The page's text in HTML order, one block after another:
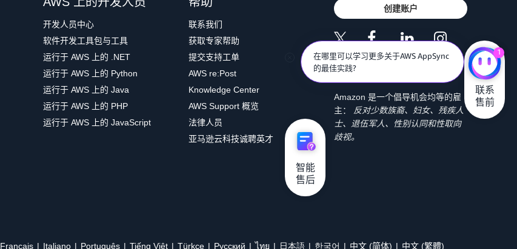
开发人员中心
软件开发工具包与工具
运行于 AWS 上的 .NET
运行于 AWS 上的 Python
运行于 AWS 上的 Java
运行于 AWS 上的 PHP
运行于 AWS 上的 JavaScript
联系我们
获取专家帮助
提交支持工单
AWS re:Post
Knowledge Center
AWS Support 概览
法律人员
亚马逊云科技诚聘英才
创建账户
Amazon 是一个倡导机会均等的雇
主：
反对少数族裔、妇女、残疾人
士、退伍军人、性别认同和性取向
歧视。
Français Italiano Português Tiếng Việt Türkçe Ρусский ไทย 日本語 한국어 中文 (简体) 中文 (繁體)
在哪里可以学习更多关于AWS AppSync
的最佳实践?
1
联系
售前
智能
售后